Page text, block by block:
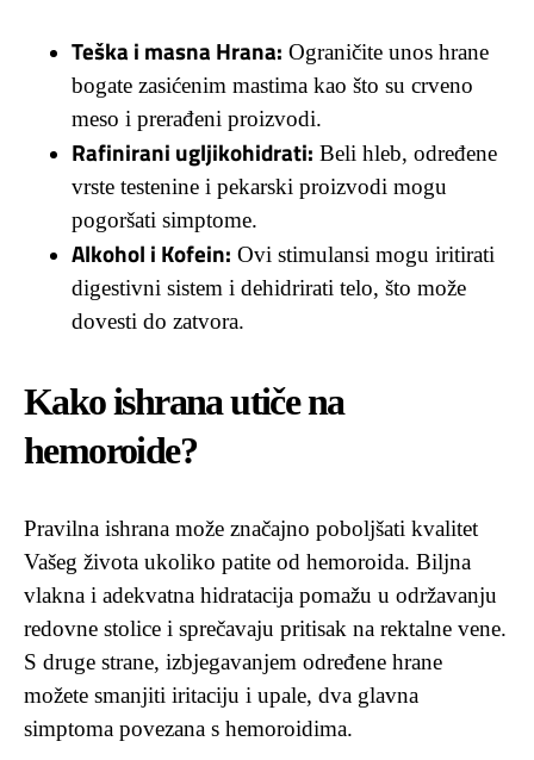
Teška i masna Hrana: Ograničite unos hrane
bogate zasićenim mastima kao što su crveno
meso i prerađeni proizvodi.
Rafinirani ugljikohidrati: Beli hleb, određene
vrste testenine i pekarski proizvodi mogu
pogoršati simptome.
Alkohol i Kofein: Ovi stimulansi mogu iritirati
digestivni sistem i dehidrirati telo, što može
dovesti do zatvora.
Kako ishrana utiče na
hemoroide?
Pravilna ishrana može značajno poboljšati kvalitet
Vašeg života ukoliko patite od hemoroida. Biljna
vlakna i adekvatna hidratacija pomažu u održavanju
redovne stolice i sprečavaju pritisak na rektalne vene.
S druge strane, izbjegavanjem određene hrane
možete smanjiti iritaciju i upale, dva glavna
simptoma povezana s hemoroidima.